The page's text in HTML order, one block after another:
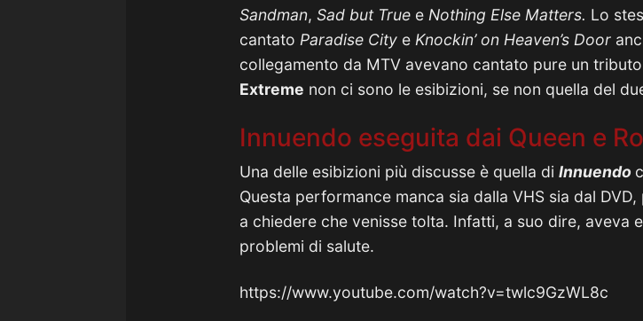
Sandman, Sad but True e Nothing Else Matters. Lo
cantato Paradise City e Knockin’ on Heaven’s Door
collegamento da MTV avevano cantato pure un
Extreme non ci sono le esibizioni, se non quella del
Innuendo eseguita dai Queen e
Una delle esibizioni più discusse è quella di Innuendo
Questa performance manca sia dalla VHS sia dal
a chiedere che venisse tolta. Infatti, a suo dire, aveva
problemi di salute.
https://www.youtube.com/watch?v=twlc9GzWL8c